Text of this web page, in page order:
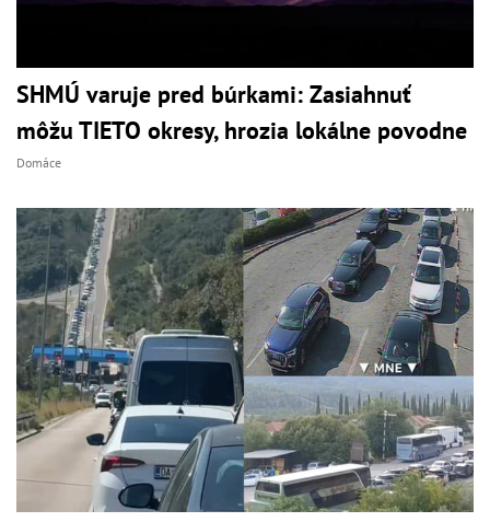
SHMÚ varuje pred búrkami: Zasiahnuť
môžu TIETO okresy, hrozia lokálne povodne
Domáce